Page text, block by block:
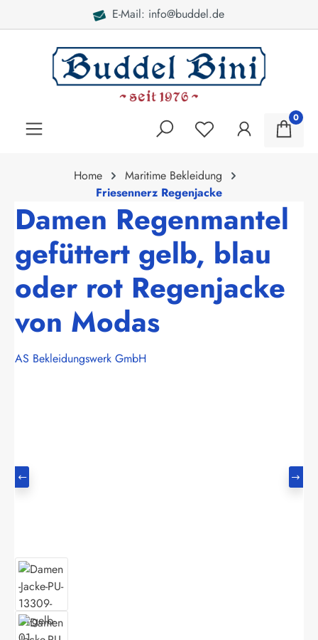
E-Mail: info@buddel.de
0
Home
Maritime Bekleidung
Friesennerz Regenjacke
Damen Regenmantel
gefüttert gelb, blau
oder rot Regenjacke
von Modas
AS Bekleidungswerk GmbH